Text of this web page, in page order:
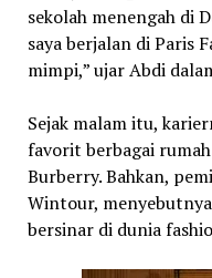
sekolah menengah di
saya berjalan di Paris
mimpi,” ujar Abdi
Sejak malam itu,
favorit berbagai
Burberry. Bahkan,
Wintour,
bersinar di dunia